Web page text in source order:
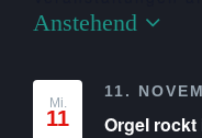
Anstehend
wählen.
Mi.
11 Orgel rockt
11.